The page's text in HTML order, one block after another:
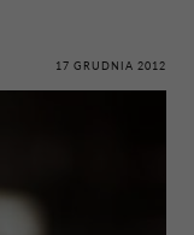
17 GRUDNIA 2012